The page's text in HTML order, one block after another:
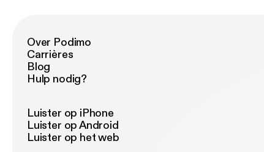
Over Podimo
Carrières
Blog
Hulp nodig?
Luister op iPhone
Luister op Android
Luister op het web